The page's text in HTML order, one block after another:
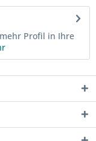
Profil in Ihre